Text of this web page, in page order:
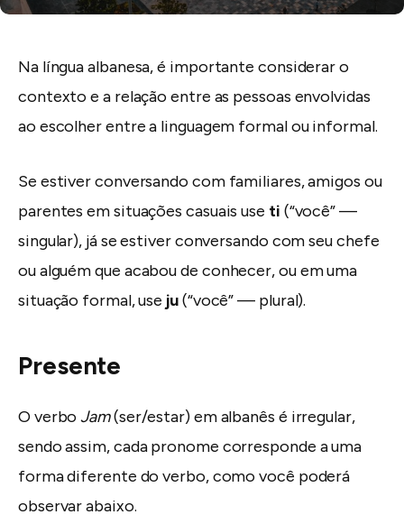
Na língua albanesa, é importante considerar o
contexto e a relação entre as pessoas envolvidas
ao escolher entre a linguagem formal ou informal.
Se estiver conversando com familiares, amigos ou
parentes em situações casuais use ti (“você” —
singular), já se estiver conversando com seu chefe
ou alguém que acabou de conhecer, ou em uma
situação formal, use ju(“você” — plural).
Presente
O verboJam(ser/estar) em albanês é irregular,
sendo assim, cada pronome corresponde a uma
forma diferente do verbo, como você poderá
observar abaixo.